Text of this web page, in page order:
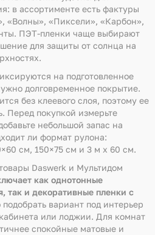
в ассортименте есть фактуры
«Волны», «Пиксели», «Карбон»,
ПЭТ-пленки чаще выбирают
для защиты от солнца на
на подготовленное
долговременное покрытие.
без клеевого слоя, поэтому ее
Перед покупкой измерьте
небольшой запас на
ли формат рулона:
см, 150×75 см и 3 м х 60 см.
Daswerk и Мультидом
как однотонные
так и декоративные пленки с
вариант под интерьер
или лоджии. Для комнат
спокойные матовые и